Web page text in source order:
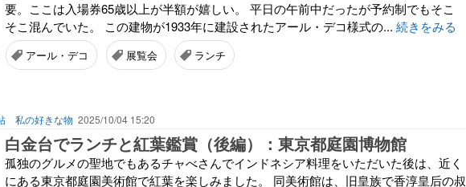
要。ここは入場券65歳以上が半額が嬉しい。 平日の午前中だったが予約制でもそこ
そこ混んでいた。 この建物が1933年に建設されたアール・デコ様式の... 続きをみる
アール・デコ 展覧会 ランチ
私の好きな物 2025/10/04 15:20
白金台でランチと紅葉鑑賞（後編）：東京都庭園博物館
孤独のグルメの聖地でもあるチャべさんでインドネシア料理をいただいた後は、近く
にある東京都庭園美術館で紅葉を楽しみました。 同美術館は、旧皇族で香淳皇后の叔